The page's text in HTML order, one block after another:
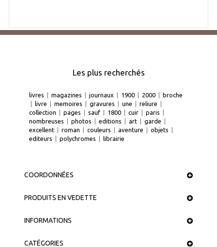
Les plus recherchés
livres magazines journaux 1900 2000
broche
livre memoires gravures une reliure
collection
pages sauf 1800 cuir paris
nombreuses
photos editions art garde
excellent
roman couleurs aventure objets
editeurs
polychromes librairie
COORDONNÉES
PRODUITS EN VEDETTE
INFORMATIONS
CATÉGORIES